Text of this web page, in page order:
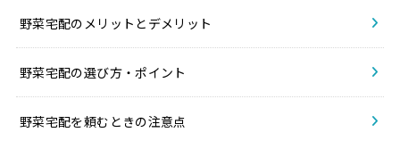
野菜宅配のメリットとデメリット
野菜宅配の選び方・ポイント
野菜宅配を頼むときの注意点